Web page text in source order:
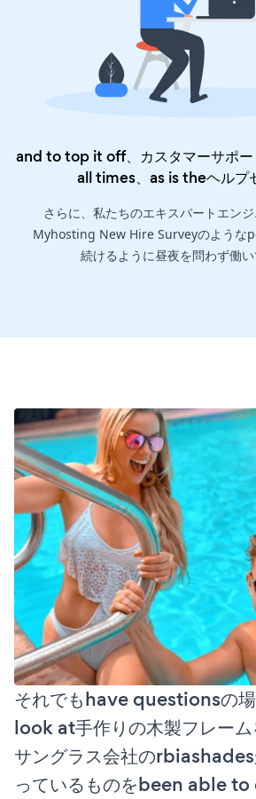
and to top it off、カスタマーサポー
all times、as is theヘルプ
さらに、私たちのエキスパートエンジ
Myhosting New Hire Surveyのような
続けるように昼夜を問わず働い
それでもhave questionsの
look at手作りの木製フレー
サングラス会社の
っているものをbeen able to